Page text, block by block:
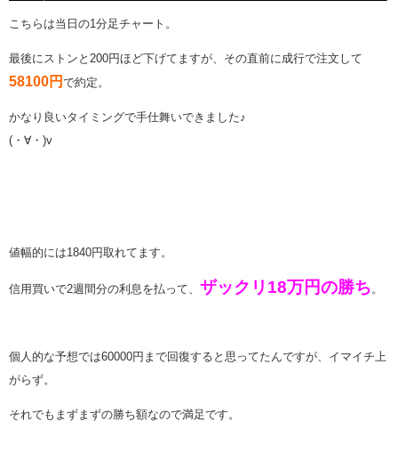
こちらは当日の1分足チャート。
最後にストンと200円ほど下げてますが、その直前に成行で注文して
58100円 で約定。
かなり良いタイミングで手仕舞いできました♪
(・∀・)v
値幅的には1840円取れてます。
信用買いで2週間分の利息を払って、 ザックリ18万円の勝ち。
個人的な予想では60000円まで回復すると思ってたんですが、イマイチ上
がらず。
それでもまずまずの勝ち額なので満足です。